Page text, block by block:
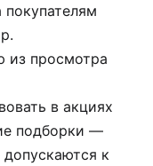
покупателям
из просмотра
в акциях
подборки —
к